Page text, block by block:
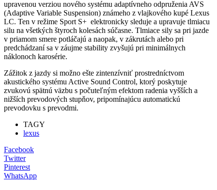
upravenou verziou nového systému adaptívneho odpruženia AVS
(Adaptive Variable Suspension) známeho z vlajkového kupé Lexus
LC. Ten v režime Sport S+ elektronicky sleduje a upravuje tlmiacu
silu na všetkých štyroch kolesách súčasne. Tlmiace sily sa pri jazde
v priamom smere potláčajú a naopak, v zákrutách alebo pri
predchádzaní sa v záujme stability zvyšujú pri minimálnych
náklonoch karosérie.
Zážitok z jazdy si možno ešte zintenzívniť prostredníctvom
akustického systému Active Sound Control, ktorý poskytuje
zvukovú spätnú väzbu s počuteľným efektom radenia vyšších a
nižších prevodových stupňov, pripomínajúcu automatickú
prevodovku s prevodmi.
TAGY
lexus
Facebook
Twitter
Pinterest
WhatsApp